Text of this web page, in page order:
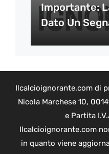
Importante:
Dato Un
Ilcalcioignorante.com di
Nicola Marchese 10,
e Partita
Ilcalcioignorante.com
in quanto viene